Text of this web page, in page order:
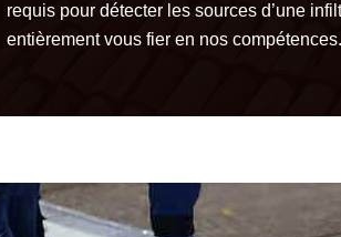
requis pour détecter les sources d’une
entièrement vous fier en nos compétences.